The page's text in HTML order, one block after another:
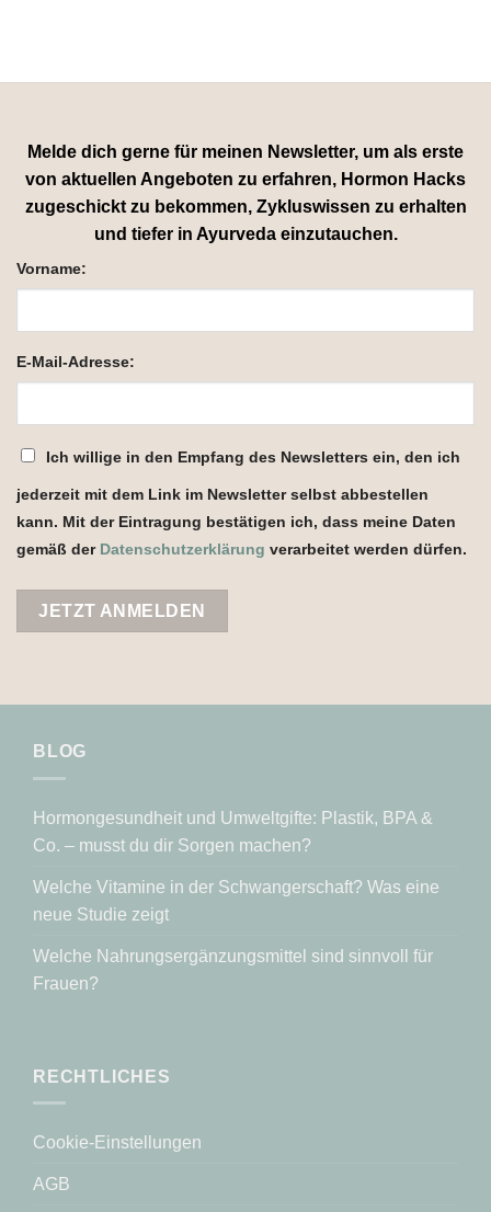
Melde dich gerne für meinen Newsletter, um als erste
von aktuellen Angeboten zu erfahren, Hormon Hacks
zugeschickt zu bekommen, Zykluswissen zu erhalten
und tiefer in Ayurveda einzutauchen.
Vorname:
E-Mail-Adresse:
Ich willige in den Empfang des Newsletters ein, den ich
jederzeit mit dem Link im Newsletter selbst abbestellen
kann. Mit der Eintragung bestätigen ich, dass meine Daten
gemäß der Datenschutzerklärung verarbeitet werden dürfen.
BLOG
Hormongesundheit und Umweltgifte: Plastik, BPA &
Co. – musst du dir Sorgen machen?
Welche Vitamine in der Schwangerschaft? Was eine
neue Studie zeigt
Welche Nahrungsergänzungsmittel sind sinnvoll für
Frauen?
RECHTLICHES
Cookie-Einstellungen
AGB